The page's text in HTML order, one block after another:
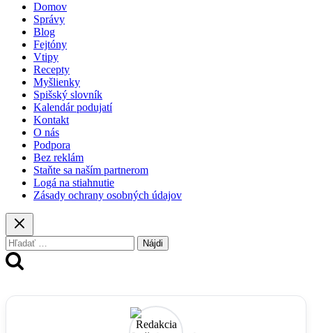
Domov
Správy
Blog
Fejtóny
Vtipy
Recepty
Myšlienky
Spišský slovník
Kalendár podujatí
Kontakt
O nás
Podpora
Bez reklám
Staňte sa naším partnerom
Logá na stiahnutie
Zásady ochrany osobných údajov
Hľadať: